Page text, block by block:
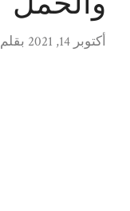
أكتوبر 14, 2021 بقلم